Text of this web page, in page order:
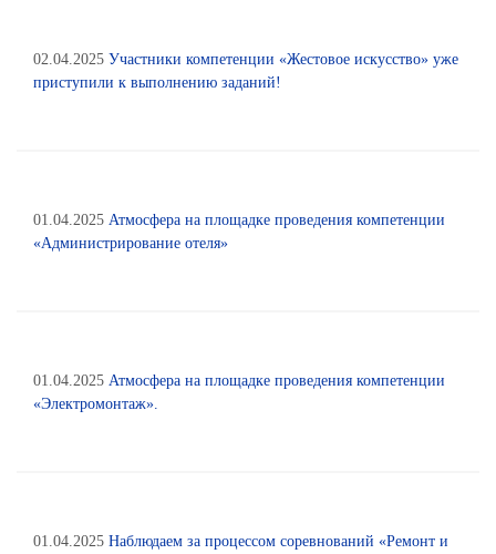
02.04.2025 Участники компетенции «Жестовое искусство» уже
приступили к выполнению заданий!
01.04.2025 Атмосфера на площадке проведения компетенции
«Администрирование отеля»
01.04.2025 Атмосфера на площадке проведения компетенции
«Электромонтаж».
01.04.2025 Наблюдаем за процессом соревнований «Ремонт и